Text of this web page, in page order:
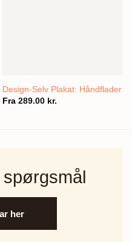
Design-Selv Plakat: Håndflader
Fra 289.00 kr.
her